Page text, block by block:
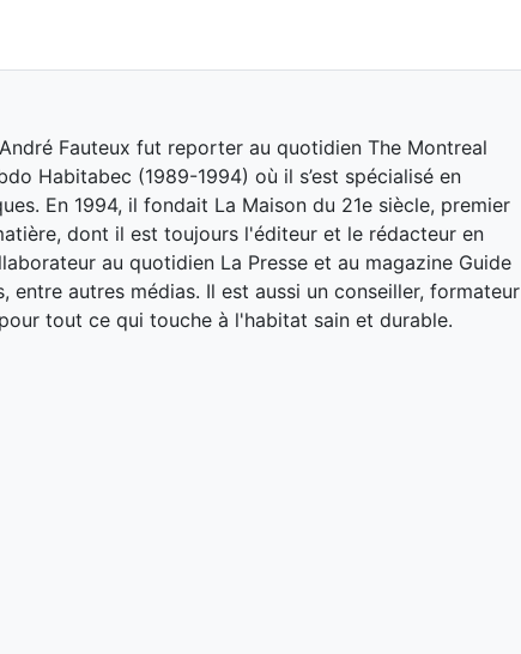
Fauteux fut reporter au quotidien The Montreal
Habitabec (1989-1994) où il s’est spécialisé en
En 1994, il fondait La Maison du 21e siècle, premier
dont il est toujours l'éditeur et le rédacteur en
au quotidien La Presse et au magazine Guide
entre autres médias. Il est aussi un conseiller, formateur
tout ce qui touche à l'habitat sain et durable.